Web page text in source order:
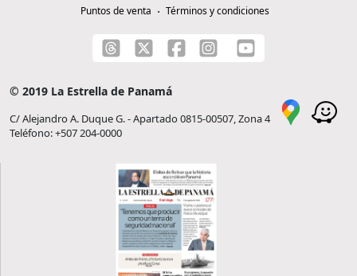
Puntos de venta
Términos y condiciones
© 2019 La Estrella de Panamá
C/ Alejandro A. Duque G. - Apartado 0815-00507, Zona 4
Teléfono: +507 204-0000